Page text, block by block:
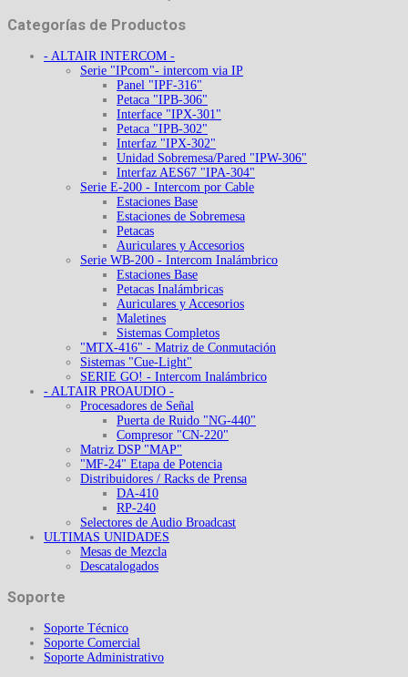
Categorías de Productos
- ALTAIR INTERCOM -
Serie "IPcom"- intercom via IP
Panel "IPF-316"
Petaca "IPB-306"
Interface "IPX-301"
Petaca "IPB-302"
Interfaz "IPX-302"
Unidad Sobremesa/Pared "IPW-306"
Interfaz AES67 "IPA-304"
Serie E-200 - Intercom por Cable
Estaciones Base
Estaciones de Sobremesa
Petacas
Auriculares y Accesorios
Serie WB-200 - Intercom Inalámbrico
Estaciones Base
Petacas Inalámbricas
Auriculares y Accesorios
Maletines
Sistemas Completos
"MTX-416" - Matriz de Conmutación
Sistemas "Cue-Light"
SERIE GO! - Intercom Inalámbrico
- ALTAIR PROAUDIO -
Procesadores de Señal
Puerta de Ruido "NG-440"
Compresor "CN-220"
Matriz DSP "MAP"
"MF-24" Etapa de Potencia
Distribuidores / Racks de Prensa
DA-410
RP-240
Selectores de Audio Broadcast
ULTIMAS UNIDADES
Mesas de Mezcla
Descatalogados
Soporte
Soporte Técnico
Soporte Comercial
Soporte Administrativo